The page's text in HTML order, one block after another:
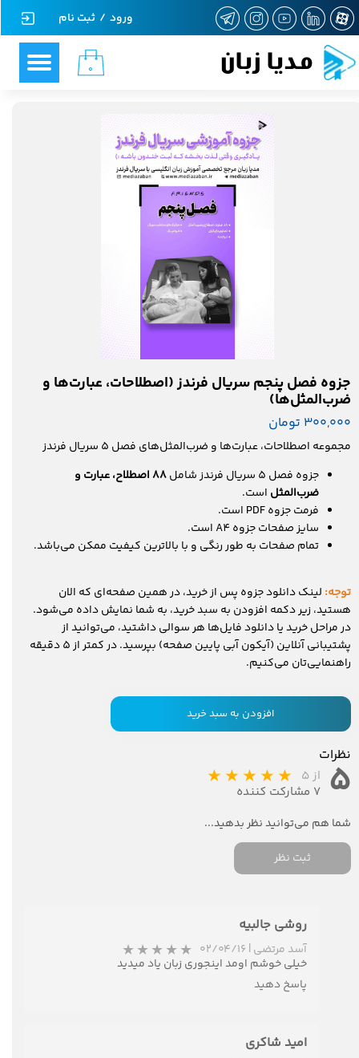
مدیا زبان ۰
ورود / ثبت نام
حساب کاربری من
تغییر گذر واژه
خروج از حساب کاربری
جزوه فصل پنجم سریال فرندز (اصطلاحات، عبارت‌ها و
ضرب‌المثل‌ها)
۳۰۰,۰۰۰ تومان
مجموعه اصطلاحات، عبارت‌ها و ضرب‌المثل‌های فصل 5 سریال فرندز
جزوه فصل 5 سریال فرندز شامل
88 اصطلاح، عبارت و
ضرب‌المثل است.
فرمت جزوه‌ PDF است.
سایز صفحات جزوه A4 است.
تمام صفحات به طور رنگی و با بالاترین کیفیت ممکن می‌باشد.
توجه: لینک دانلود جزوه پس از خرید، در همین صفحه‌ای که الان
هستید، زیر دکمه افزودن به سبد خرید، به شما نمایش داده می‌شود.
در مراحل خرید یا دانلود فایل‌ها هر سوالی داشتید، می‌توانید از
پشتیبانی آنلاین (آیکون آبی پایین صفحه) بپرسید. در کمتر از 5 دقیقه
راهنمایی‌تان می‌کنیم.
افزودن به سبد خرید
نظرات
۵ از ۵
۷ مشارکت کننده
ثبت نظر
روشی جالبیه
آسد مرتضی | ۰۲/۰۴/۱۶
خیلی خوشم اومد اینجوری زبان یاد میدید
پاسخ دهید
امید شاکری